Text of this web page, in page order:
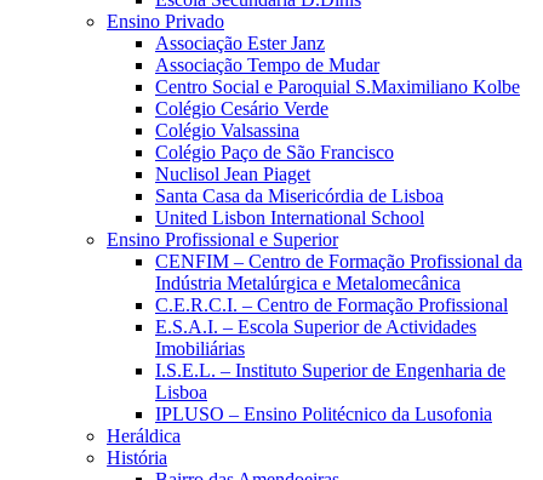
Ensino Privado
Associação Ester Janz
Associação Tempo de Mudar
Centro Social e Paroquial S.Maximiliano Kolbe
Colégio Cesário Verde
Colégio Valsassina
Colégio Paço de São Francisco
Nuclisol Jean Piaget
Santa Casa da Misericórdia de Lisboa
United Lisbon International School
Ensino Profissional e Superior
CENFIM – Centro de Formação Profissional da
Indústria Metalúrgica e Metalomecânica
C.E.R.C.I. – Centro de Formação Profissional
E.S.A.I. – Escola Superior de Actividades
Imobiliárias
I.S.E.L. – Instituto Superior de Engenharia de
Lisboa
IPLUSO – Ensino Politécnico da Lusofonia
Heráldica
História